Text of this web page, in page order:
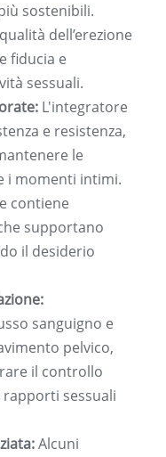
sostenibili.
dell’erezione
fiducia e
sessuali.
L'integratore
e resistenza,
le
i momenti intimi.
contiene
supportano
il desiderio
sanguigno e
pelvico,
il controllo
sessuali
Alcuni